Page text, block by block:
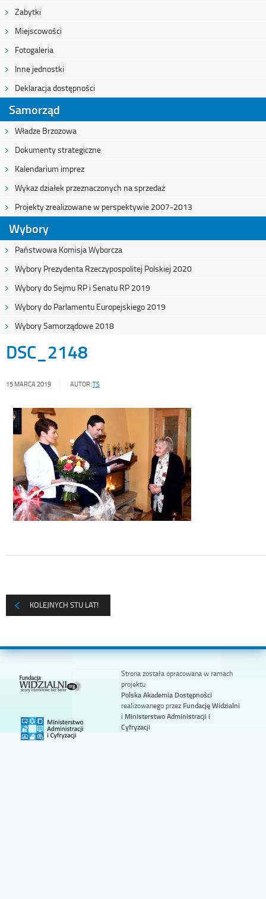
Zabytki
Miejscowości
Fotogaleria
Inne jednostki
Deklaracja dostępności
Samorząd
Władze Brzozowa
Dokumenty strategiczne
Kalendarium imprez
Wykaz działek przeznaczonych na sprzedaż
Projekty zrealizowane w perspektywie 2007-2013
Wybory
Państwowa Komisja Wyborcza
Wybory Prezydenta Rzeczypospolitej Polskiej 2020
Wybory do Sejmu RP i Senatu RP 2019
Wybory do Parlamentu Europejskiego 2019
Wybory Samorządowe 2018
DSC_2148
15 MARCA 2019 AUTOR:TS
KOLEJNYCH STU LAT!
Strona została opracowana w ramach
projektu
Polska Akademia Dostępności
realizowanego przez Fundację Widzialni
i Ministerstwo Administracji i
Cyfryzacji